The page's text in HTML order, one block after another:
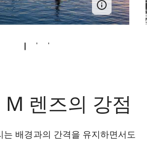
렌즈의 강점
배경과의 간격을 유지하면서도